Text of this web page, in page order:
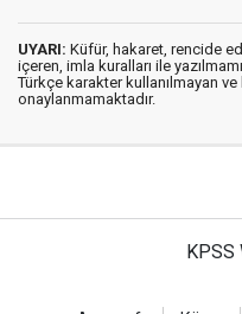
UYARI: Küfür, hakaret, rencide
içeren, imla kuralları ile
Türkçe karakter kullanılmayan
onaylanmamaktadır.